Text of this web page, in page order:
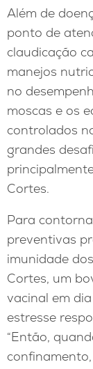
Além de
ponto de
claudicação
manejos
no
moscas e os
controlados
grandes
Cortes.
Para
preventivas
imunidade
Cortes, um
vacinal em
estresse
“Então,